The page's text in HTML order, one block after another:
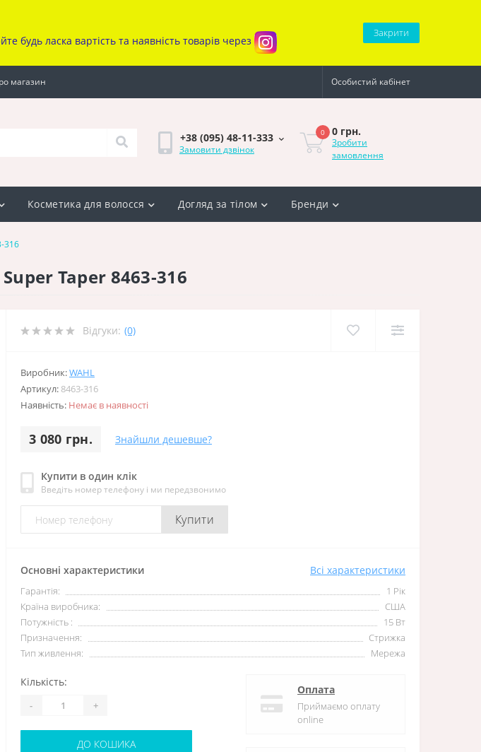
будь ласка вартість та наявність товарів через
Закрити
магазин Особистий кабінет
+38 (095) 48-11-333
Замовити дзвінок
0 0 грн.
Зробити
замовлення
Косметика для волосся Догляд за тілом Бренди
316
Taper 8463-316
Відгуки: (0)
Виробник:WAHL
Артикул: 8463-316
Наявність: Немає в наявності
3 080 грн. Знайшли дешевше?
Купити в один клік
Введіть номер телефону і ми передзвонимо
Купити
Основні характеристики Всі характеристики
Гарантія:
1 Рік
Країна виробника:
США
Потужність :
15 Вт
Призначення:
Стрижка
Тип живлення:
Мережа
Кількість:
- +
ДО КОШИКА
Оплата
Приймаємо оплату
online